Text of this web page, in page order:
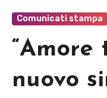
Comunicati stampa
“Amore
nuovo